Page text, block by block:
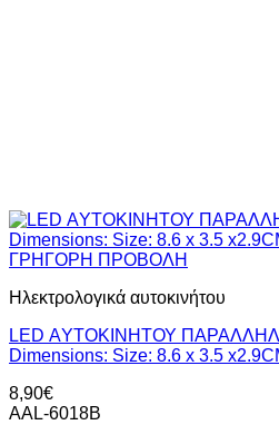
ΓΡΗΓΟΡΗ ΠΡΟΒΟΛΗ
Ηλεκτρολογικά αυτοκινήτου
LED ΑYΤΟΚΙΝΗΤΟΥ
Dimensions: Size: 8.6 x 3.5
8,90€
AAL-6018B